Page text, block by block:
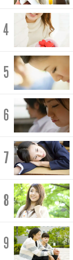
4
5
6
7
8
9